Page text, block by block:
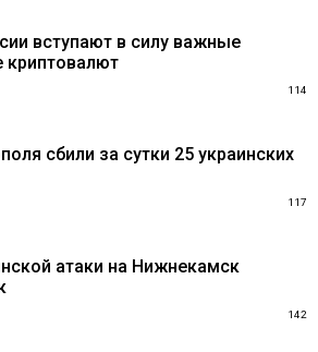
вступают в силу важные
криптовалют
114
сбили за сутки 25 украинских
117
атаки на Нижнекамск
142